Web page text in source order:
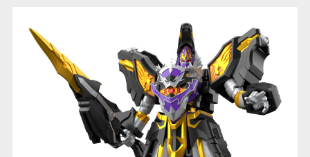
LINK TRAVELERS プリキュアシリーズ ドラゴンボール
チョコボックス ポケモンキッズ